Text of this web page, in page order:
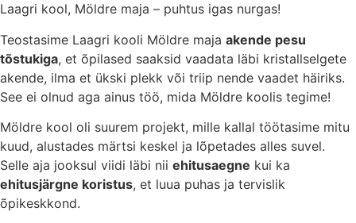
Laagri kool, Möldre maja – puhtus igas nurgas!
Teostasime Laagri kooli Möldre maja akende pesu
tõstukiga, et õpilased saaksid vaadata läbi kristallselgete
akende, ilma et ükski plekk või triip nende vaadet häiriks.
See ei olnud aga ainus töö, mida Möldre koolis tegime!
Möldre kool oli suurem projekt, mille kallal töötasime mitu
kuud, alustades märtsi keskel ja lõpetades alles suvel.
Selle aja jooksul viidi läbi nii ehitusaegne kui ka
ehitusjärgne koristus, et luua puhas ja tervislik
õpikeskkond.